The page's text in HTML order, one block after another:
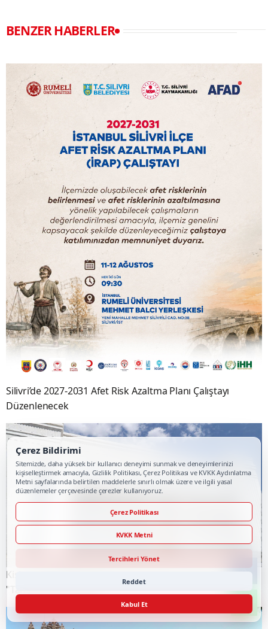
BENZER HABERLER
Silivri’de 2027-2031 Afet Risk Azaltma Planı Çalıştayı
Düzenlenecek
Kişisel Temizliğine Özen Göstermeyen Eş Boşanmada
"Tam Kusurlu" Sayıldı
Çerez Bildirimi
Sitemizde, daha yüksek bir kullanıcı deneyimi sunmak ve deneyimlerinizi
kişiselleştirmek amacıyla, Gizlilik Politikası, Çerez Politikası ve KVKK Aydınlatma
Metni sayfalarında belirtilen maddelerle sınırlı olmak üzere ve ilgili yasal
düzenlemeler çerçevesinde çerezler kullanıyoruz.
Çerez Politikası
KVKK Metni
Tercihleri Yönet
Reddet
Kabul Et